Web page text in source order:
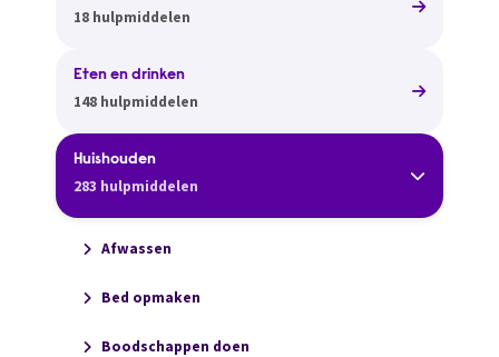
18 hulpmiddelen
Eten en drinken
148 hulpmiddelen
Huishouden
283 hulpmiddelen
Afwassen
Bed opmaken
Boodschappen doen